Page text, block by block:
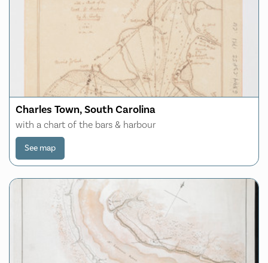
Charles Town, South Carolina
with a chart of the bars & harbour
See map